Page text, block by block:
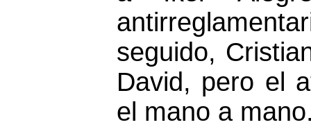
seguido,
David, pero el
el mano a